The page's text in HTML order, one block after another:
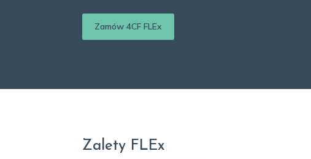
Zamów 4CF FLEx
Zalety FLEx